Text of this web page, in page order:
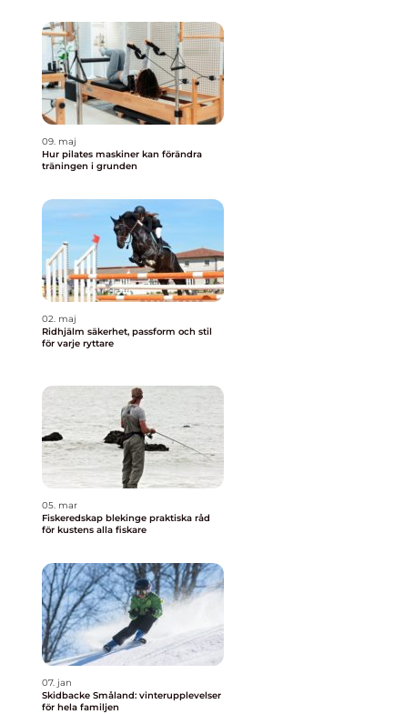
09. maj
Hur pilates maskiner kan förändra
träningen i grunden
02. maj
Ridhjälm säkerhet, passform och stil
för varje ryttare
05. mar
Fiskeredskap blekinge praktiska råd
för kustens alla fiskare
07. jan
Skidbacke Småland: vinterupplevelser
för hela familjen